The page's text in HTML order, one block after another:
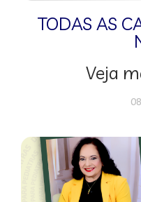
TODAS AS
Veja